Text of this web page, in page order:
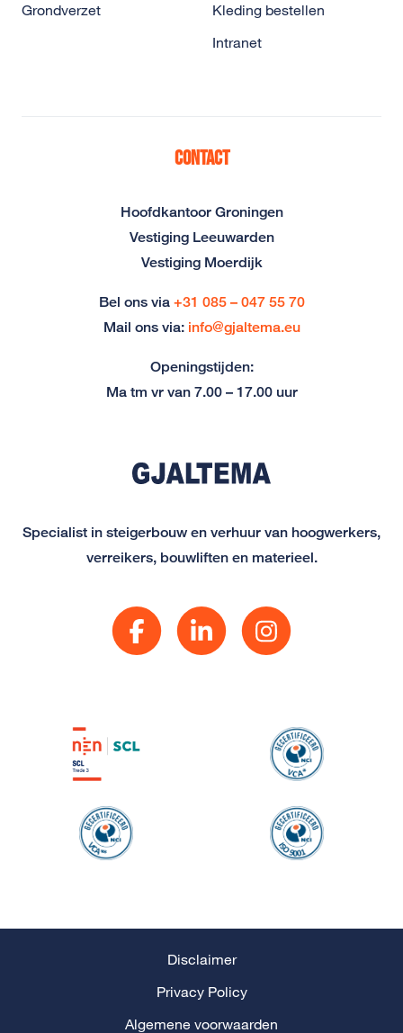
Specialist in steigerbouw en verhuur van hoogwerkers,
verreikers, bouwliften en materieel.
Grondverzet
Kleding bestellen
Intranet
Contact
Hoofdkantoor Groningen
Vestiging Leeuwarden
Vestiging Moerdijk
Bel ons via +31 085 – 047 55 70
Mail ons via: info@gjaltema.eu
Openingstijden:
Ma tm vr van 7.00 – 17.00 uur
Disclaimer
Privacy Policy
Algemene voorwaarden